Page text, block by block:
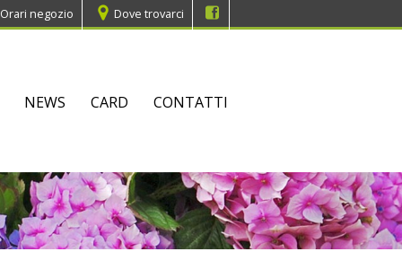
Orari negozio Dove trovarci
NEWS CARD CONTATTI